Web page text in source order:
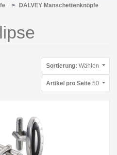
DALVEY Manschettenknöpfe
Sortierung: Wählen
Artikel pro Seite 50